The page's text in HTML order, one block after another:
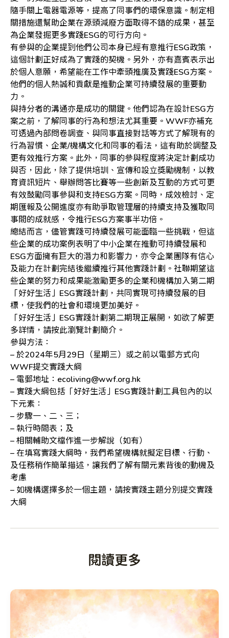
隨手關上電器電源等，提高了同事們的環保意識。制定相
關措施還幫助企業在源頭減廢方面取得不錯的成果，甚至
為企業發掘更多實踐ESG的可行方向。
有參與的企業提到他們公司本身已經有意推行ESG政策，
這個計劃正好成為了實踐的契機。另外，亦有嘉賓表示出
於個人意願，希望能在工作中牽頭推廣及實踐ESG方案。
他們的個人熱誠和貢獻是推動企業可持續發展的重要動
力。
與持分者的溝通亦是成功的關鍵。他們認為在設計ESG方
案之前，了解同事的行為和想法尤其重要。WWF亦補充
可透過內部問卷調查、與同事直接對話等方式了解現有的
行為習慣、企業/機構文化和同事的看法，這有助於調整及
更有效推行方案。此外，同事的參與程度將決定計劃成功
與否，因此，除了提供培訓、宣傳和設立獎勵機制，以教
育資訊短片、舉辦問答比賽等一些創新及互動的方式可更
有效鼓勵同事參與和支持ESG方案。同時，成效檢討、定
期匯報及公開進度亦有助爭取管理層的持續支持及獲取同
事間的成就感，令推行ESG方案事半功倍。
總結而言，儘管實踐可持續發展可能面臨一些挑戰，但這
些企業的成功案例表明了中小企業在推動可持續發展和
ESG方面擁有巨大的潛力和影響力，亦令企業團隊有信心
及能力在計劃完結後繼續推行其他實踐計劃。社聯期望這
些企業的努力和成果能激勵更多的企業和機構加入第二期
「好好生活」ESG實踐計劃，共同實現可持續發展的目
標，使我們的社會和環境更加美好。
「好好生活」ESG實踐計劃第二期現正展開，如欲了解更
多詳情，請按此瀏覽計劃簡介。
參與方法：
– 於2024年5月29日（星期三）或之前以電郵方式向
WWF提交實踐大綱
– 電郵地址：ecoliving@wwf.org.hk
– 實踐大綱包括「好好生活」ESG實踐計劃工具包內的以
下元素：
– 步驟一、二、三；
– 執行時間表；及
– 相關輔助文檔作進一步解說（如有）
– 在填寫實踐大綱時，我們希望機構就擬定目標、行動、
及任務稍作簡單描述，讓我們了解有關元素背後的動機及
考慮
– 如機構選擇多於一個主題，請按實踐主題分別提交實踐
大綱
閱讀更多